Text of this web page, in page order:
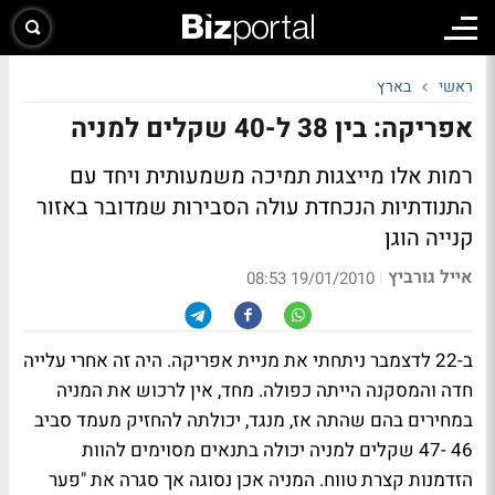
ראשי בארץ
אפריקה: בין 38 ל-40 שקלים למניה
רמות אלו מייצגות תמיכה משמעותית ויחד עם
התנודתיות הנכחדת עולה הסבירות שמדובר באזור
קנייה הוגן
אייל גורביץ |
19/01/2010 08:53
ב-22 לדצמבר ניתחתי את מניית אפריקה. היה זה אחרי עלייה
חדה והמסקנה הייתה כפולה. מחד, אין לרכוש את המניה
במחירים בהם שהתה אז, מנגד, יכולתה להחזיק מעמד סביב
46 -47 שקלים למניה יכולה בתנאים מסוימים להוות
הזדמנות קצרת טווח. המניה אכן נסוגה אך סגרה את "פער